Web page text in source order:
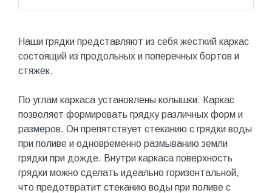
Наши грядки представляют из себя жесткий каркас
состоящий из продольных и поперечных бортов и
стяжек.
По углам каркаса установлены колышки. Каркас
позволяет формировать грядку различных форм и
размеров. Он препятствует стеканию с грядки воды
при поливе и одновременно размыванию земли
грядки при дожде. Внутри каркаса поверхность
грядки можно сделать идеально горизонтальной,
что предотвратит стеканию воды при поливе с